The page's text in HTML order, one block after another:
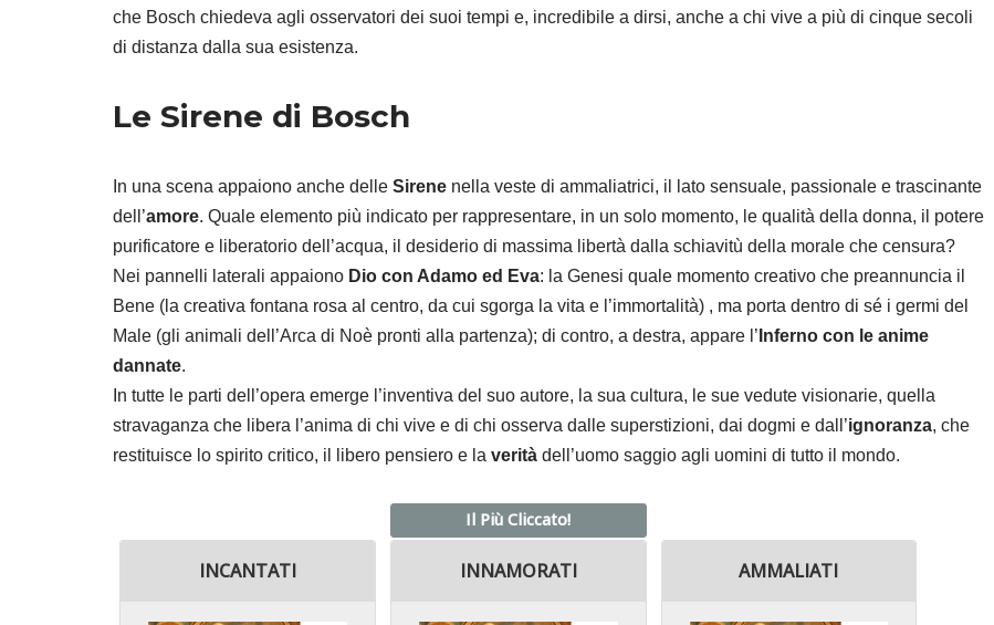
che Bosch chiedeva agli osservatori dei suoi tempi e, incredibile a dirsi, anche a chi vive a più di cinque secoli
di distanza dalla sua esistenza.
Le Sirene di Bosch
In una scena appaiono anche delle Sirene nella veste di ammaliatrici, il lato sensuale, passionale e trascinante
dell’amore. Quale elemento più indicato per rappresentare, in un solo momento, le qualità della donna, il potere
purificatore e liberatorio dell’acqua, il desiderio di massima libertà dalla schiavitù della morale che censura?
Nei pannelli laterali appaiono Dio con Adamo ed Eva: la Genesi quale momento creativo che preannuncia il
Bene (la creativa fontana rosa al centro, da cui sgorga la vita e l’immortalità) , ma porta dentro di sé i germi del
Male (gli animali dell’Arca di Noè pronti alla partenza); di contro, a destra, appare l’ Inferno con le anime
dannate.
In tutte le parti dell’opera emerge l’inventiva del suo autore, la sua cultura, le sue vedute visionarie, quella
stravaganza che libera l’anima di chi vive e di chi osserva dalle superstizioni, dai dogmi e dall’ignoranza, che
restituisce lo spirito critico, il libero pensiero e la verità dell’uomo saggio agli uomini di tutto il mondo.
INCANTATI
Il Più Cliccato!
INNAMORATI AMMALIATI